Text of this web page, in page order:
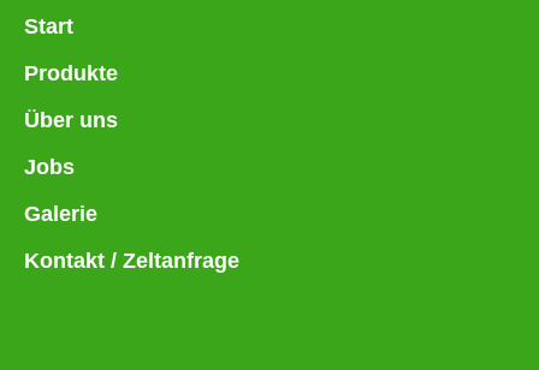
Start
Produkte
Über uns
Jobs
Galerie
Kontakt / Zeltanfrage